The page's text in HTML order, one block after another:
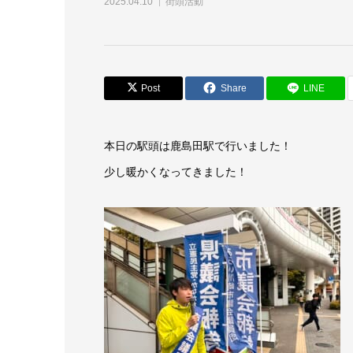
Post Share LINE
本日の駅頭は鹿島田駅で行いました！
少し暖かくなってきました！